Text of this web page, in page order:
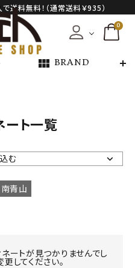
料無料！（通常送料￥935）
0
view_module BRAND
ート一覧
む
青山
ートが見つかりませんでし
してください。